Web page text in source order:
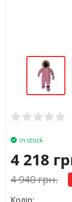
In stock
4 218
4 940 грн.